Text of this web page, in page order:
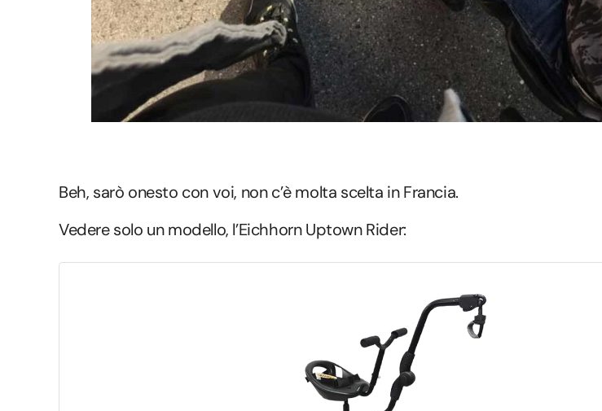
Beh, sarò onesto con voi, non c’è molta scelta in Francia.
Vedere solo un modello, l’Eichhorn Uptown Rider: